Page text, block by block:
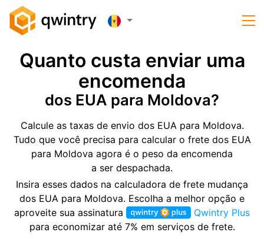
Quanto custa enviar uma
encomenda
dos EUA para Moldova?
Calcule as taxas de envio dos EUA para Moldova.
Tudo que você precisa para calcular o frete dos EUA
para Moldova agora é o peso da encomenda
a ser despachada.
Insira esses dados na calculadora de frete mudança
dos EUA para Moldova. Escolha a melhor opção e
aproveite sua assinatura
Qwintry Plus
para economizar até 7% em serviços de frete.